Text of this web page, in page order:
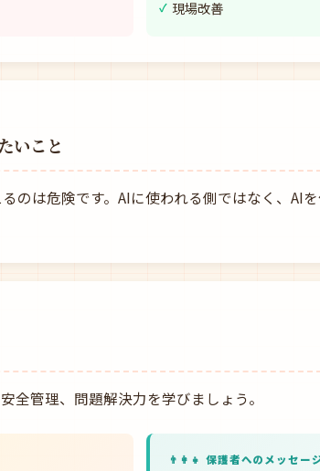
現場改善
いこと
のは危険です。AIに使われる側ではなく、AI
全管理、問題解決力を学びましょう。
👨‍👩‍👧 保護者へのメッセー